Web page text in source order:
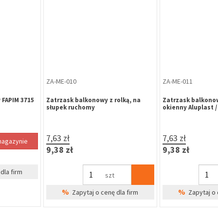
czarny
SZ-GA-009
Szyld okrągły GAMAR lakier czarny
na wkładkę
2,57 zł
3,16 zł
kpl
% Zapytaj o cenę dla firm
ZP-CZ-971
Zamek główny
169,99 zł
209,09 zł
% Zapytaj o